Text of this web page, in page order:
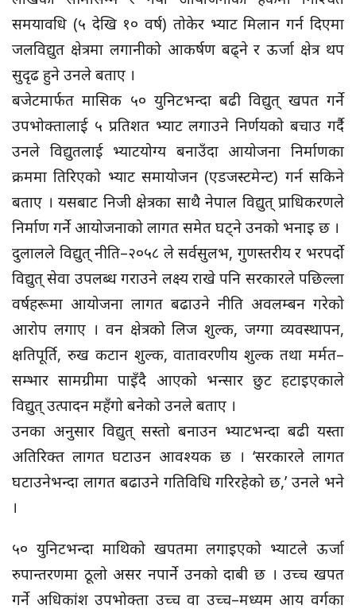
समयावधि (५ देखि १० वर्ष) तोकेर भ्याट मिलान गर्न दिएमा
जलविद्युत क्षेत्रमा लगानीको आकर्षण बढ्ने र ऊर्जा क्षेत्र थप
सुदृढ हुने उनले बताए ।
बजेटमार्फत मासिक ५० युनिटभन्दा बढी विद्युत् खपत गर्ने
उपभोक्तालाई ५ प्रतिशत भ्याट लगाउने निर्णयको बचाउ गर्दै
उनले विद्युतलाई भ्याटयोग्य बनाउँदा आयोजना निर्माणका
क्रममा तिरिएको भ्याट समायोजन (एडजस्टमेन्ट) गर्न सकिने
बताए । यसबाट निजी क्षेत्रका साथै नेपाल विद्युत् प्राधिकरणले
निर्माण गर्ने आयोजनाको लागत समेत घट्ने उनको भनाइ छ ।
दुलालले विद्युत् नीति–२०५८ ले सर्वसुलभ, गुणस्तरीय र भरपर्दो
विद्युत् सेवा उपलब्ध गराउने लक्ष्य राखे पनि सरकारले पछिल्ला
वर्षहरूमा आयोजना लागत बढाउने नीति अवलम्बन गरेको
आरोप लगाए । वन क्षेत्रको लिज शुल्क, जग्गा व्यवस्थापन,
क्षतिपूर्ति, रुख कटान शुल्क, वातावरणीय शुल्क तथा मर्मत–
सम्भार सामग्रीमा पाइँदै आएको भन्सार छुट हटाइएकाले
विद्युत् उत्पादन महँगो बनेको उनले बताए ।
उनका अनुसार विद्युत् सस्तो बनाउन भ्याटभन्दा बढी यस्ता
अतिरिक्त लागत घटाउन आवश्यक छ । ‘सरकारले लागत
घटाउनेभन्दा लागत बढाउने गतिविधि गरिरहेको छ,’ उनले भने
।
५० युनिटभन्दा माथिको खपतमा लगाइएको भ्याटले ऊर्जा
रुपान्तरणमा ठूलो असर नपार्ने उनको दाबी छ । उच्च खपत
गर्ने अधिकांश उपभोक्ता उच्च वा उच्च–मध्यम आय वर्गका